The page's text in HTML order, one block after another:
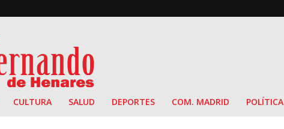
CULTURA SALUD DEPORTES COM. MADRID POLÍTICA